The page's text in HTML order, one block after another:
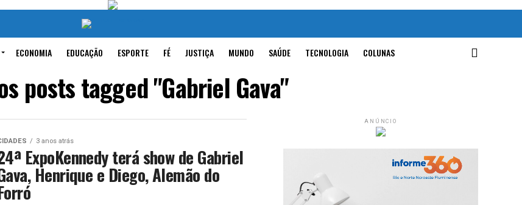
ECONOMIA EDUCAÇÃO ESPORTE FÉ JUSTIÇA MUNDO SAÚDE TECNOLOGIA COLUNAS
posts tagged "Gabriel Gava"
3 anos atrás
ExpoKennedy terá show de Gabriel
Henrique e Diego, Alemão do
ANÚNCIO